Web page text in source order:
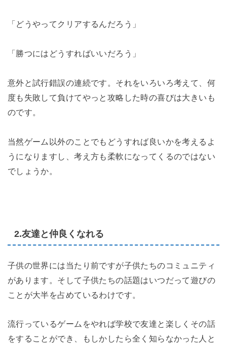
「どうやってクリアするんだろう」
「勝つにはどうすればいいだろう」
意外と試行錯誤の連続です。それをいろいろ考えて、何
度も失敗して負けてやっと攻略した時の喜びは大きいも
のです。
当然ゲーム以外のことでもどうすれば良いかを考えるよ
うになりますし、考え方も柔軟になってくるのではない
でしょうか。
2.友達と仲良くなれる
子供の世界には当たり前ですが子供たちのコミュニティ
があります。そして子供たちの話題はいつだって遊びの
ことが大半を占めているわけです。
流行っているゲームをやれば学校で友達と楽しくその話
をすることができ、もしかしたら全く知らなかった人と